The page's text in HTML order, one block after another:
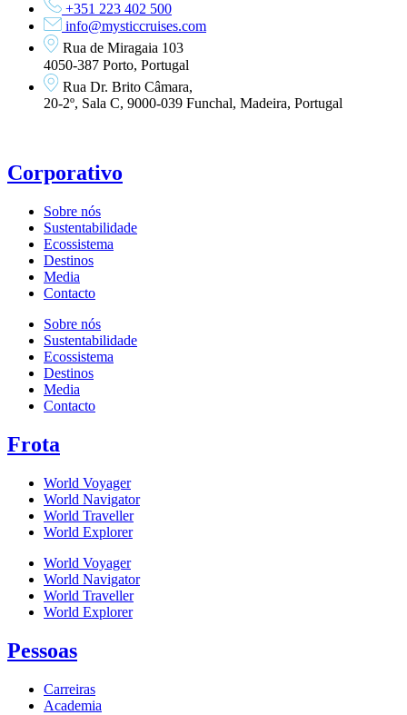
+351 223 402 500
info@mysticcruises.com
Rua de Miragaia 103
4050-387 Porto, Portugal
Rua Dr. Brito Câmara,
20-2º, Sala C, 9000-039 Funchal, Madeira, Portugal
Corporativo
Sobre nós
Sustentabilidade
Ecossistema
Destinos
Media
Contacto
Sobre nós
Sustentabilidade
Ecossistema
Destinos
Media
Contacto
Frota
World Voyager
World Navigator
World Traveller
World Explorer
World Voyager
World Navigator
World Traveller
World Explorer
Pessoas
Carreiras
Academia